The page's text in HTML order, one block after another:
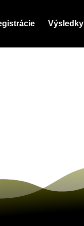
Výsledky